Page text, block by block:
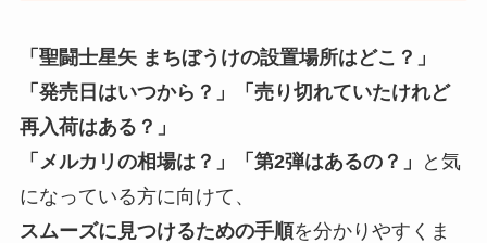
「聖闘士星矢 まちぼうけの設置場所はどこ？」
「発売日はいつから？」「売り切れていたけれど
再入荷はある？」
「メルカリの相場は？」「第2弾はあるの？」
と気
になっている方に向けて、
スムーズに見つけるための手順を分かりやすくま